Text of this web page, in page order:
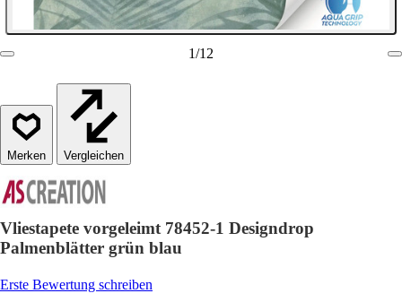
1/12
Vergleichen
Vliestapete vorgeleimt 78452-1 Designdrop
Palmenblätter grün blau
Erste Bewertung schreiben